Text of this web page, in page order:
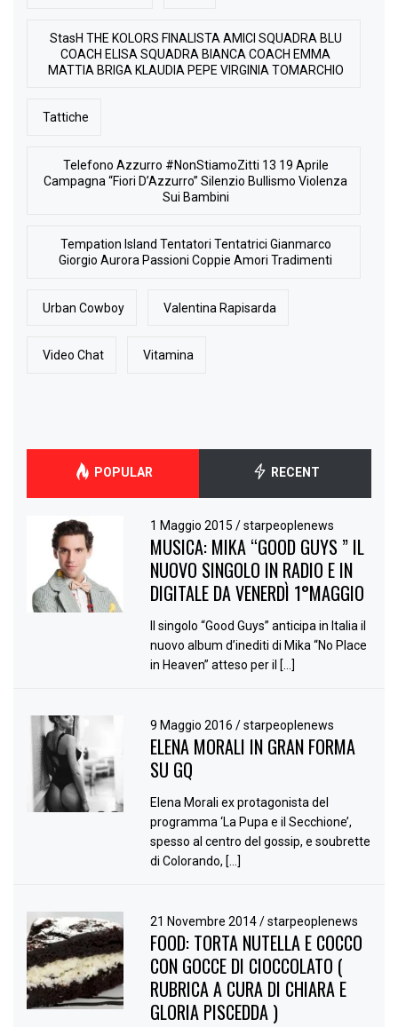
StasH THE KOLORS FINALISTA AMICI SQUADRA BLU
COACH ELISA SQUADRA BIANCA COACH EMMA
MATTIA BRIGA KLAUDIA PEPE VIRGINIA TOMARCHIO
Tattiche
Telefono Azzurro #NonStiamoZitti 13 19 Aprile
Campagna “Fiori D’Azzurro” Silenzio Bullismo Violenza
Sui Bambini
Tempation Island Tentatori Tentatrici Gianmarco
Giorgio Aurora Passioni Coppie Amori Tradimenti
Urban Cowboy Valentina Rapisarda
Video Chat Vitamina
POPULAR RECENT
1 Maggio 2015/ starpeoplenews
MUSICA: MIKA “GOOD GUYS ” IL
NUOVO SINGOLO IN RADIO E IN
DIGITALE DA VENERDÌ 1°MAGGIO
Il singolo “Good Guys” anticipa in Italia il
nuovo album d’inediti di Mika “No Place
in Heaven” atteso per il […]
9 Maggio 2016/ starpeoplenews
ELENA MORALI IN GRAN FORMA
SU GQ
Elena Morali ex protagonista del
programma ‘La Pupa e il Secchione’,
spesso al centro del gossip, e soubrette
di Colorando, […]
21 Novembre 2014/ starpeoplenews
FOOD: TORTA NUTELLA E COCCO
CON GOCCE DI CIOCCOLATO (
RUBRICA A CURA DI CHIARA E
GLORIA PISCEDDA )